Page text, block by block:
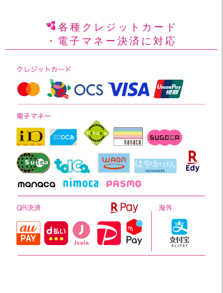
各種クレジットカード
・電子マネー決済に対応